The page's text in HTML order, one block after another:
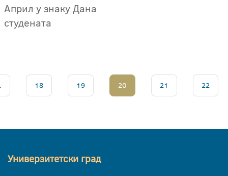
Април у знаку Дана
студената
18 19 20 21 22
Универзитетски град